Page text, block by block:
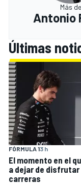
Más de
Antonio
Últimas
FÓRMULA 13 h
El momento en el
a dejar de disfrutar
carreras